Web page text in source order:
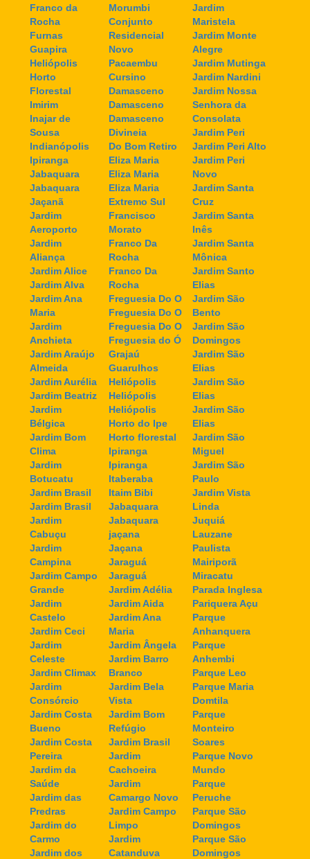
Franco da
Rocha
Furnas
Guapira
Heliópolis
Horto
Florestal
Imirim
Inajar de
Sousa
Indianópolis
Ipiranga
Jabaquara
Jabaquara
Jaçanã
Jardim
Aeroporto
Jardim
Aliança
Jardim Alice
Jardim Alva
Jardim Ana
Maria
Jardim
Anchieta
Jardim Araújo
Almeida
Jardim Aurélia
Jardim Beatriz
Jardim
Bélgica
Jardim Bom
Clima
Jardim
Botucatu
Jardim Brasil
Jardim Brasil
Jardim
Cabuçu
Jardim
Campina
Jardim Campo
Grande
Jardim
Castelo
Jardim Ceci
Jardim
Celeste
Jardim Climax
Jardim
Consórcio
Jardim Costa
Bueno
Jardim Costa
Pereira
Jardim da
Saúde
Jardim das
Predras
Jardim do
Carmo
Jardim dos
Morumbi
Conjunto
Residencial
Novo
Pacaembu
Cursino
Damasceno
Damasceno
Damasceno
Divineia
Do Bom Retiro
Eliza Maria
Eliza Maria
Eliza Maria
Extremo Sul
Francisco
Morato
Franco Da
Rocha
Franco Da
Rocha
Freguesia Do O
Freguesia Do O
Freguesia Do O
Freguesia do Ó
Grajaú
Guarulhos
Heliópolis
Heliópolis
Heliópolis
Horto do Ipe
Horto florestal
Ipiranga
Ipiranga
Itaberaba
Itaim Bibi
Jabaquara
Jabaquara
jaçana
Jaçana
Jaraguá
Jaraguá
Jardim Adélia
Jardim Aida
Jardim Ana
Maria
Jardim Ângela
Jardim Barro
Branco
Jardim Bela
Vista
Jardim Bom
Refúgio
Jardim Brasil
Jardim
Cachoeira
Jardim
Camargo Novo
Jardim Campo
Limpo
Jardim
Catanduva
Jardim
Maristela
Jardim Monte
Alegre
Jardim Mutinga
Jardim Nardini
Jardim Nossa
Senhora da
Consolata
Jardim Peri
Jardim Peri Alto
Jardim Peri
Novo
Jardim Santa
Cruz
Jardim Santa
Inês
Jardim Santa
Mônica
Jardim Santo
Elias
Jardim São
Bento
Jardim São
Domingos
Jardim São
Elias
Jardim São
Elias
Jardim São
Elias
Jardim São
Miguel
Jardim São
Paulo
Jardim Vista
Linda
Juquiá
Lauzane
Paulista
Mairiporã
Miracatu
Parada Inglesa
Pariquera Açu
Parque
Anhanquera
Parque
Anhembi
Parque Leo
Parque Maria
Domtila
Parque
Monteiro
Soares
Parque Novo
Mundo
Parque
Peruche
Parque São
Domingos
Parque São
Domingos